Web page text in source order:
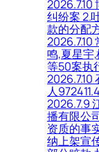
2026.7.10
纠纷案 2.
款的分配
2026.7.10
鸣,夏星宇
等50案执
2026.7.10
人
2026.7.9
播有限公
资质的事
纳上架宣